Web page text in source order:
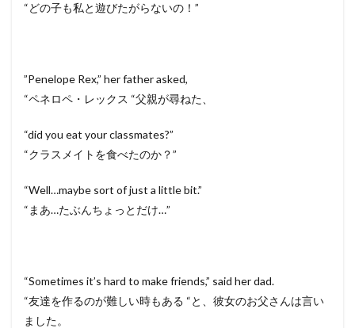
“どの子も私と遊びたがらないの！”
”Penelope Rex,” her father asked,
“ペネロペ・レックス “父親が尋ねた、
“did you eat your classmates?”
“クラスメイトを食べたのか？”
“Well…maybe sort of just a little bit.”
“まあ…たぶんちょっとだけ…”
“Sometimes it’s hard to make friends,” said her dad.
“友達を作るのが難しい時もある “と、彼女のお父さんは言い
ました。